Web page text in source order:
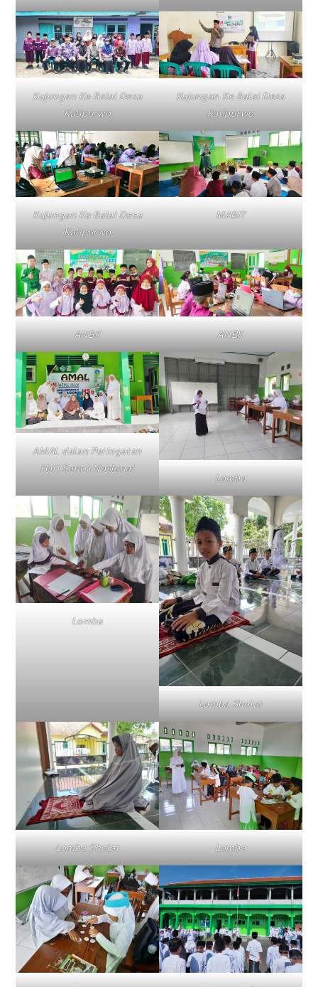
Kujungan Ke Balai Desa
Kalipurwo
Kujungan Ke Balai Desa
Kalipurwo
Kujungan Ke Balai Desa
Kalipurwo
MABIT
ANBK ANBK
AMAL dalan Peringatan
Hari Santri Nasional
Lomba
Lomba
Lomba Sholat
Lomba Sholat Lomba